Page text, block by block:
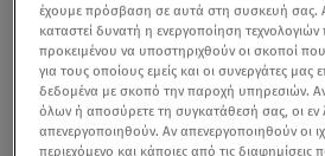
έχουμε πρόσβαση σε αυτά στη συσκευή σας.
καταστεί δυνατή η ενεργοποίηση
προκειμένου να υποστηριχθούν οι σκοποί
για τους οποίους εμείς και οι συνεργάτες μας
δεδομένα με σκοπό την παροχή υπηρεσιών.
όλων ή αποσύρετε τη συγκατάθεσή σας, οι εν
απενεργοποιηθούν. Αν απενεργοποιηθούν οι
περιεχόμενο και κάποιες από τις διαφημίσεις